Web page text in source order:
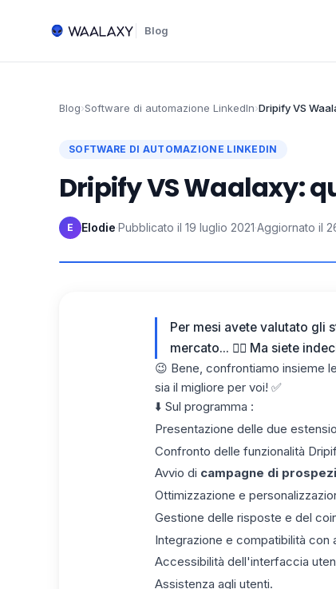
Blog
Blog›Software di automazione LinkedIn›Dripify VS
SOFTWARE DI AUTOMAZIONE LINKEDIN
Dripify VS Waalaxy:
E Elodie·Pubblicato il 19 luglio 2021·Aggiornato il
Per mesi avete valutato gli
mercato... 😮‍💨 Ma siete
😉 Bene, confrontiamo insieme
sia il migliore per voi! ✅
⬇️ Sul programma :
Presentazione delle due
Confronto delle funzionalità
Avvio di campagne di
Ottimizzazione e
Gestione delle risposte e del
Integrazione e compatibilità con
Accessibilità dell'interfaccia
Assistenza agli utenti.